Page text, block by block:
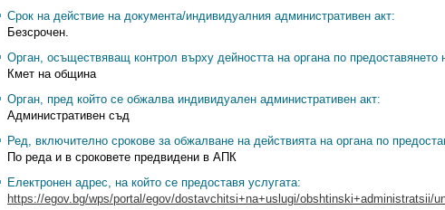
Срок на действие на документа/индивидуалния административен акт:
Безсрочен.
Орган, осъществяващ контрол върху дейността на органа по предоставянето
Кмет на община
Орган, пред който се обжалва индивидуален административен акт:
Административен съд
Ред, включително срокове за обжалване на действията на органа по
По реда и в сроковете предвидени в АПК
Електронен адрес, на който се предоставя услугата:
https://egov.bg/wps/portal/egov/dostavchitsi+na+uslugi/obshtinski+administratsii/